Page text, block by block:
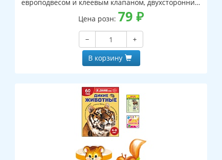
европодвесом и клеевым клапаном, двухсторонний,
ВД-лак)
Цена розн: 79 ₽
−
+
В корзину